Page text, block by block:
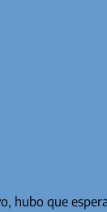
hubo que